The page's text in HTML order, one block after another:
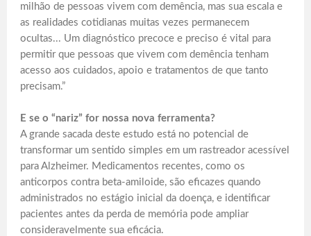
milhão de pessoas vivem com demência, mas sua escala e
as realidades cotidianas muitas vezes permanecem
ocultas... Um diagnóstico precoce e preciso é vital para
permitir que pessoas que vivem com demência tenham
acesso aos cuidados, apoio e tratamentos de que tanto
precisam.”
E se o “nariz” for nossa nova ferramenta?
A grande sacada deste estudo está no potencial de
transformar um sentido simples em um rastreador acessível
para Alzheimer. Medicamentos recentes, como os
anticorpos contra beta-amiloide, são eficazes quando
administrados no estágio inicial da doença, e identificar
pacientes antes da perda de memória pode ampliar
consideravelmente sua eficácia.